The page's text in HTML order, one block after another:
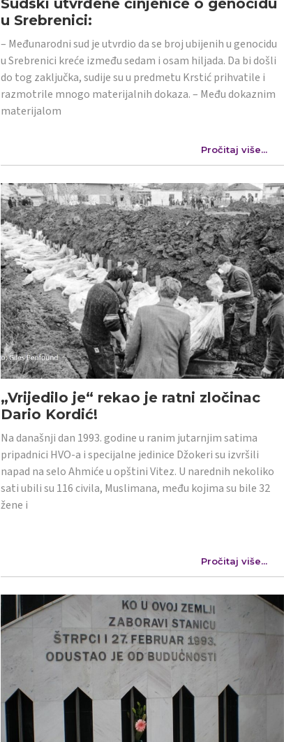
u Srebrenici:
– Međunarodni sud je utvrdio da se broj ubijenih u genocidu
u Srebrenici kreće između sedam i osam hiljada. Da bi došli
do tog zaključka, sudije su u predmetu Krstić prihvatile i
razmotrile mnogo materijalnih dokaza. – Među dokaznim
materijalom
Pročitaj više...
„Vrijedilo je“ rekao je ratni zločinac
Dario Kordić!
Na današnji dan 1993. godine u ranim jutarnjim satima
pripadnici HVO-a i specijalne jedinice Džokeri su izvršili
napad na selo Ahmiće u opštini Vitez. U narednih nekoliko
sati ubili su 116 civila, Muslimana, među kojima su bile 32
žene i
Pročitaj više...